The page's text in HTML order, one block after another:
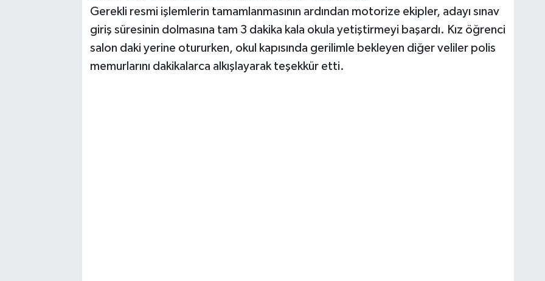
Gerekli resmi işlemlerin tamamlanmasının ardından motorize ekipler, adayı sınav
giriş süresinin dolmasına tam 3 dakika kala okula yetiştirmeyi başardı. Kız öğrenci
salon daki yerine otururken, okul kapısında gerilimle bekleyen diğer veliler polis
memurlarını dakikalarca alkışlayarak teşekkür etti.